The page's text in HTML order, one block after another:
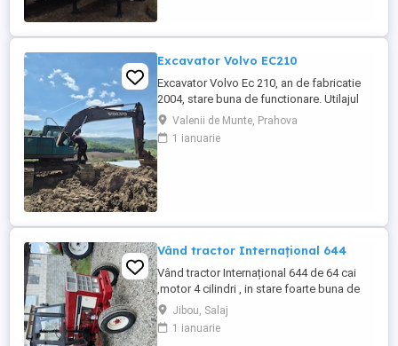
Excavator Volvo EC210
Excavator Volvo Ec 210, an de fabricatie
2004, stare buna de functionare. Utilajul
are cupla hidarulica rapida, linii hidraulice
auxiliare pentru picon, foarfeca, etc.
Motorul este Deutz-Volvo cu racire pe
Valenii de Munte, Prahova
1 ianuarie
Vând tractor Internațional 644
Vând tractor Internațional 644 de 64 cai
,motor 4 cilindri , in stare foarte buna de
functionare, cutie de viteze mecanica cu 2
manete ,ambreiaj priza, cauciucuri in stare
bună ,fara defecte, revizie facuta,
Jibou, Salaj
1 ianuarie